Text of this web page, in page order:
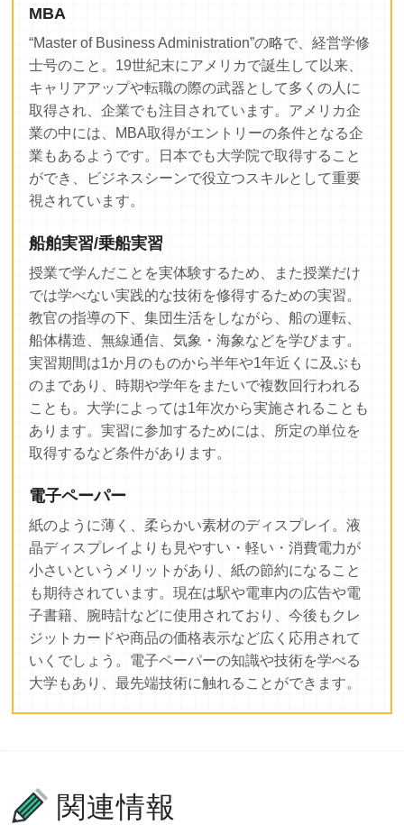
MBA
“Master of Business Administration”の略で、経営学修
士号のこと。19世紀末にアメリカで誕生して以来、
キャリアアップや転職の際の武器として多くの人に
取得され、企業でも注目されています。アメリカ企
業の中には、MBA取得がエントリーの条件となる企
業もあるようです。日本でも大学院で取得すること
ができ、ビジネスシーンで役立つスキルとして重要
視されています。
船舶実習/乗船実習
授業で学んだことを実体験するため、また授業だけ
では学べない実践的な技術を修得するための実習。
教官の指導の下、集団生活をしながら、船の運転、
船体構造、無線通信、気象・海象などを学びます。
実習期間は1か月のものから半年や1年近くに及ぶも
のまであり、時期や学年をまたいで複数回行われる
ことも。大学によっては1年次から実施されることも
あります。実習に参加するためには、所定の単位を
取得するなど条件があります。
電子ペーパー
紙のように薄く、柔らかい素材のディスプレイ。液
晶ディスプレイよりも見やすい・軽い・消費電力が
小さいというメリットがあり、紙の節約になること
も期待されています。現在は駅や電車内の広告や電
子書籍、腕時計などに使用されており、今後もクレ
ジットカードや商品の価格表示など広く応用されて
いくでしょう。電子ペーパーの知識や技術を学べる
大学もあり、最先端技術に触れることができます。
関連情報